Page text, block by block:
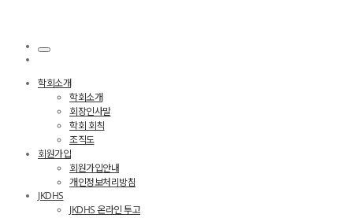
학회소개
학회소개
회장인사말
학회 회칙
조직도
회원가입
회원가입안내
개인정보처리방침
JKDHS
JKDHS 온라인 투고